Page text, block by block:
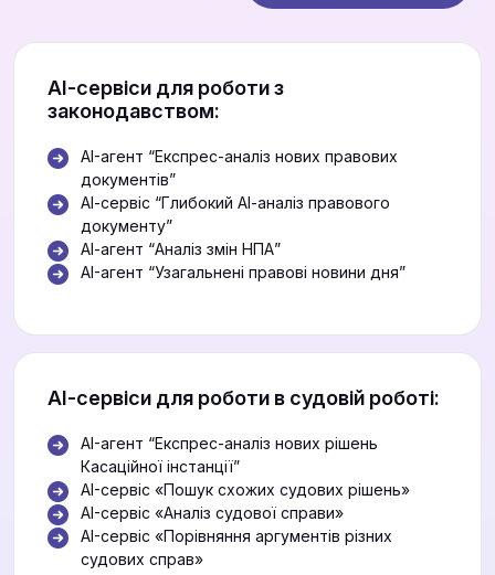
АІ-сервіси для роботи з
законодавством:
AI-агент “Експрес-аналіз нових правових
документів”
АІ-сервіс “Глибокий АІ-аналіз правового
документу”
АІ-агент “Аналіз змін НПА”
AI-агент “Узагальнені правові новини дня”
АІ-сервіси для роботи в судовій роботі:
AI-агент “Експрес-аналіз нових рішень
Касаційної інстанції”
AI-сервіс «Пошук схожих судових рішень»
AI-сервіс «Аналіз судової справи»
AI-сервіс «Порівняння аргументів різних
судових справ»